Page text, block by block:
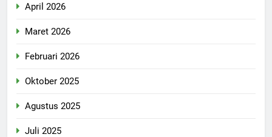
April 2026
Maret 2026
Februari 2026
Oktober 2025
Agustus 2025
Juli 2025